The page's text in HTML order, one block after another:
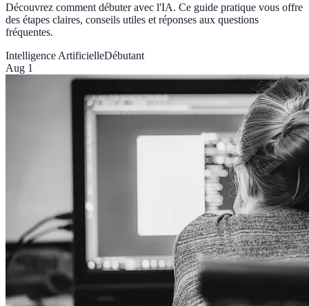
Découvrez comment débuter avec l'IA. Ce guide pratique vous offre
des étapes claires, conseils utiles et réponses aux questions
fréquentes.
Intelligence ArtificielleDébutant
Aug 1